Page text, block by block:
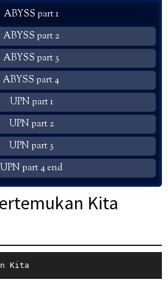
ABYSS part 1
ABYSS part 2
ABYSS part 3
ABYSS part 4
UPN part 1
UPN part 2
UPN part 3
UPN part 4 end
Kita
Kita